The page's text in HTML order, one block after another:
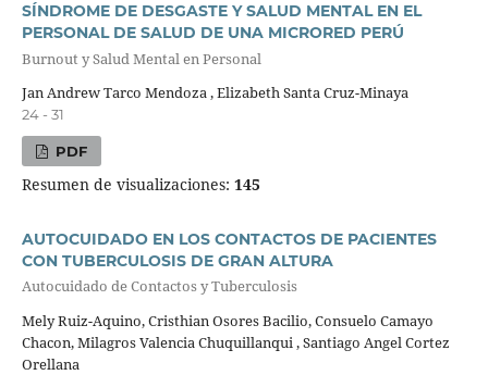
SÍNDROME DE DESGASTE Y SALUD MENTAL EN EL
PERSONAL DE SALUD DE UNA MICRORED PERÚ
Burnout y Salud Mental en Personal
Jan Andrew Tarco Mendoza , Elizabeth Santa Cruz-Minaya
24 - 31
PDF
Resumen de visualizaciones: 145
AUTOCUIDADO EN LOS CONTACTOS DE PACIENTES
CON TUBERCULOSIS DE GRAN ALTURA
Autocuidado de Contactos y Tuberculosis
Mely Ruiz-Aquino, Cristhian Osores Bacilio, Consuelo Camayo
Chacon, Milagros Valencia Chuquillanqui , Santiago Angel Cortez
Orellana